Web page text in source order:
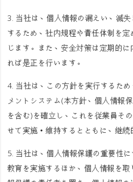
3. 当社は、個人情報の漏えい、滅
するため、社内規程や責任体制を
じます。また、安全対策は定期的
れば是正を行います。
4. 当社は、この方針を実行するた
メントシステム(本方針、個人情報
を含む)を確立し、これを従業員そ
せて実施・維持するとともに、継続
5. 当社は、個人情報保護の重要性
教育を実施するほか、個人情報を